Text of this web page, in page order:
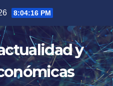
8:04:17 PM
y